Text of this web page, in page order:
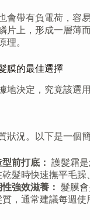
會帶有負電荷，容
片上，形成一層薄
理。
膜的最佳選擇
決定，究竟該選
況。以下是一個
前打底： 護髮霜
髮時快速撫平毛躁
強效滋養： 髮膜
，通常建議每週使